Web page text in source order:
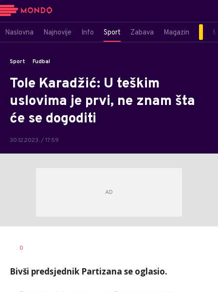
Naslovna Najnovije Info Sport Zabava Magazin
Sport Fudbal
Tole Karadžić: U teškim
uslovima je prvi, ne znam šta
će se dogoditi
30.12.2023. / 17:59
0
Bivši predsjednik Partizana se oglasio.